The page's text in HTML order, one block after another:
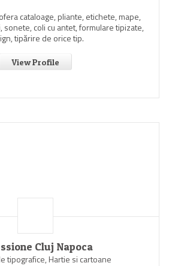
cataloage, pliante, etichete, mape,
sonete, coli cu antet, formulare tipizate,
tipărire de orice tip.
View Profile
Cluj Napoca
tipografice, Hartie si cartoane